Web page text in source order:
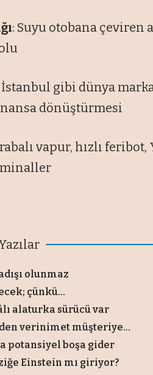
: Suyu otobana çeviren
İstanbul gibi dünya
dönüştürmesi
vapur, hızlı
olunmaz
çünkü…
alaturka sürücü var
verinimet müşteriye...
potansiyel boşa gider
Einstein mı giriyor?